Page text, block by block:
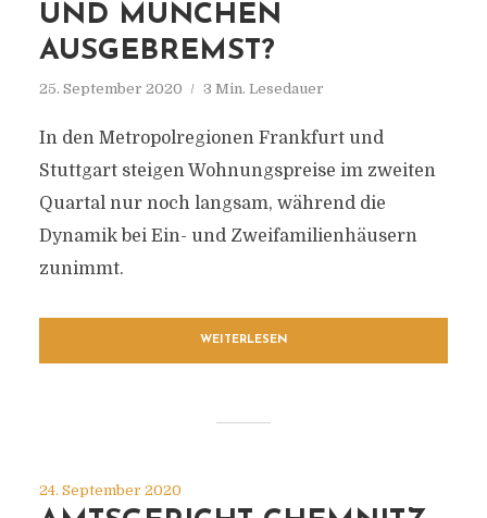
UND MÜNCHEN
AUSGEBREMST?
25. September 2020 3 Min. Lesedauer
In den Metropolregionen Frankfurt und
Stuttgart steigen Wohnungspreise im zweiten
Quartal nur noch langsam, während die
Dynamik bei Ein- und Zweifamilienhäusern
zunimmt.
WEITERLESEN
24. September 2020